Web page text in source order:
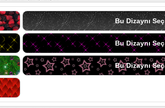
Bu Dizaynı Seç
Bu Dizaynı Seç
Bu Dizaynı Seç